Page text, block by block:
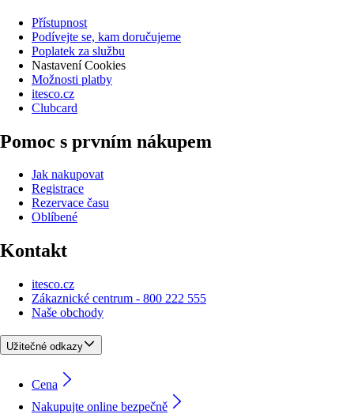
Přístupnost
Podívejte se, kam doručujeme
Poplatek za službu
Nastavení Cookies
Možnosti platby
itesco.cz
Clubcard
Pomoc s prvním nákupem
Jak nakupovat
Registrace
Rezervace času
Oblíbené
Kontakt
itesco.cz
Zákaznické centrum - 800 222 555
Naše obchody
Užitečné odkazy
Cena
Nakupujte online bezpečně